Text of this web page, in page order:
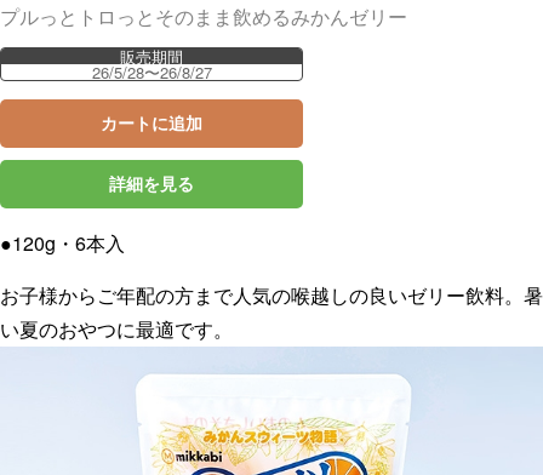
プルっとトロっとそのまま飲めるみかんゼリー
販売期間
26/5/28〜26/8/27
カートに追加
詳細を見る
●120g・6本入
お子様からご年配の方まで人気の喉越しの良いゼリー飲料。暑
い夏のおやつに最適です。